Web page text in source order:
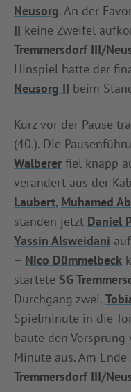
Neusorg. An der
II keine Zweifel
Tremmersdorf III/
Hinspiel hatte der
Neusorg II beim
Kurz vor der Pause
(40.). Die
Walberer fiel knapp
verändert aus der
Laubert, Muhamed
standen jetzt Daniel
Yassin Alsweidani
– Nico Dümmelbeck
startete SG
Durchgang zwei.
Spielminute in die
baute den Vorsprung
Minute aus. Am Ende
Tremmersdorf III/